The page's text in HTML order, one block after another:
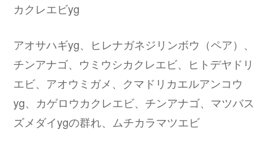
カクレエビyg
アオサハギyg、ヒレナガネジリンボウ（ペア）、
チンアナゴ、ウミウシカクレエビ、ヒトデヤドリ
エビ、アオウミガメ、クマドリカエルアンコウ
yg、カゲロウカクレエビ、チンアナゴ、マツバス
ズメダイygの群れ、ムチカラマツエビ